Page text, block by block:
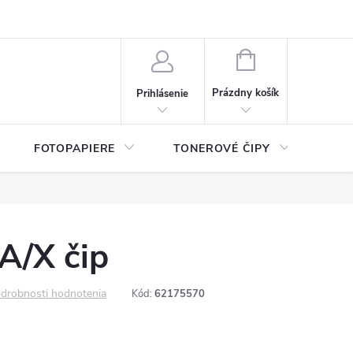
údajov (GDPR)
Prihlásenie
NÁKUPNÝ
Prázdny košík
FOTOPAPIERE TONEROVÉ ČIPY
X čip
hodnotenia Kód: 62175570